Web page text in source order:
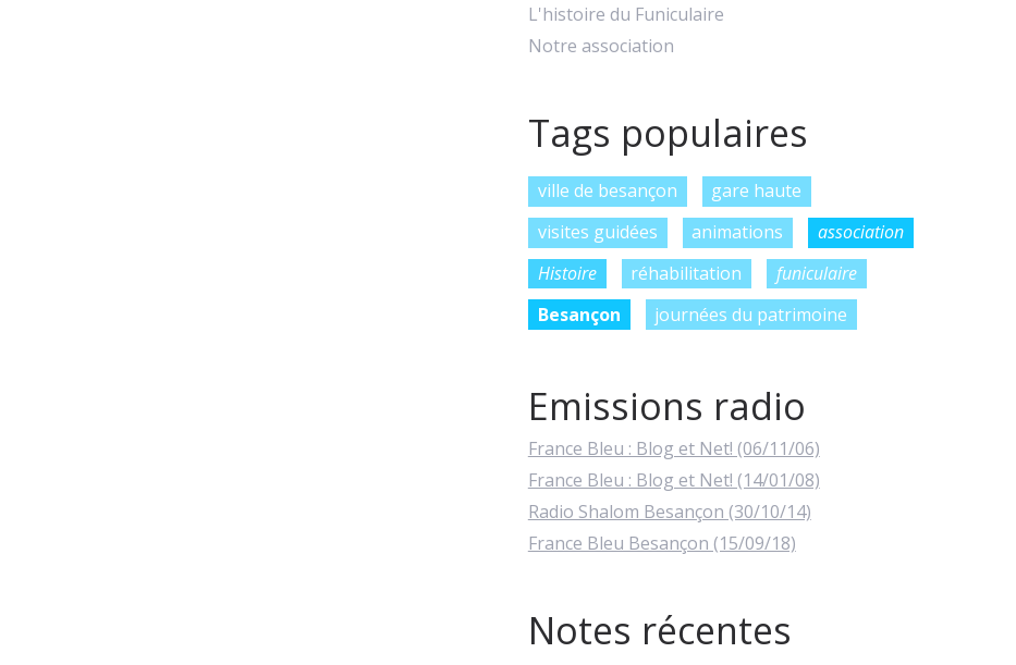
L'histoire du Funiculaire
Notre association
Tags populaires
ville de besançon
gare haute
visites guidées
animations
association
Histoire
réhabilitation
funiculaire
Besançon
journées du patrimoine
Emissions radio
France Bleu : Blog et Net! (06/11/06)
France Bleu : Blog et Net! (14/01/08)
Radio Shalom Besançon (30/10/14)
France Bleu Besançon (15/09/18)
Notes récentes